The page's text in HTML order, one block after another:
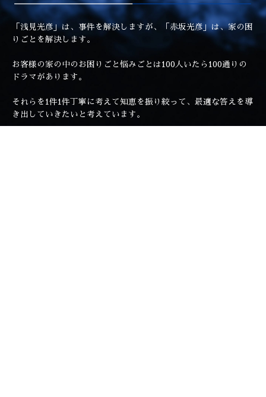
「浅見光彦」は、事件を解決しますが、「赤坂光彦」は、家の困
りごとを解決します。
お客様の家の中のお困りごと悩みごとは100人いたら100通りの
ドラマがあります。
それらを1件1件丁寧に考えて知恵を振り絞って、最適な答えを導
き出していきたいと考えています。